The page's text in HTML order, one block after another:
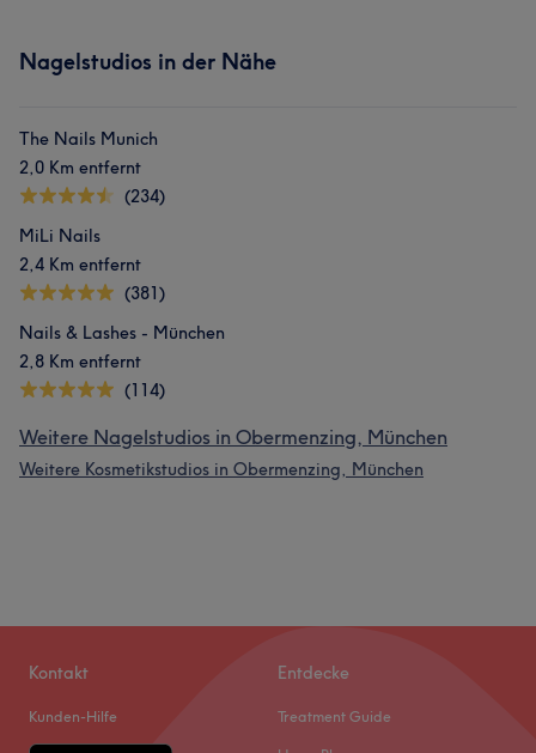
Nagelstudios in der Nähe
The Nails Munich
2,0 Km entfernt
(234)
MiLi Nails
2,4 Km entfernt
(381)
Nails & Lashes - München
2,8 Km entfernt
(114)
Weitere Nagelstudios in Obermenzing, München
Weitere Kosmetikstudios in Obermenzing, München
Kontakt
Kunden-Hilfe
Entdecke
Treatment Guide